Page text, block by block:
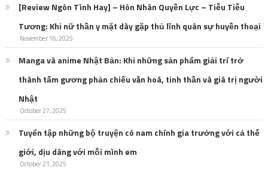
[Review Ngôn Tình Hay] – Hôn Nhân Quyền Lực – Tiễu Tiễu
Tương: Khi nữ thần y mặt dày gặp thủ lĩnh quân sự huyền thoại
November 16, 2025
Manga và anime Nhật Bản: Khi những sản phẩm giải trí trở
thành tấm gương phản chiếu văn hoá, tinh thần và giá trị người
Nhật
October 27, 2025
Tuyển tập những bộ truyện có nam chính gia trưởng với cả thế
giới, dịu dàng với mỗi mình em
October 21, 2025